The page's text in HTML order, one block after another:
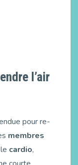
l’air
pour re-
membres
cardio,